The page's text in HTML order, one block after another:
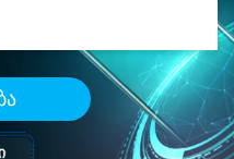
მომსახურება